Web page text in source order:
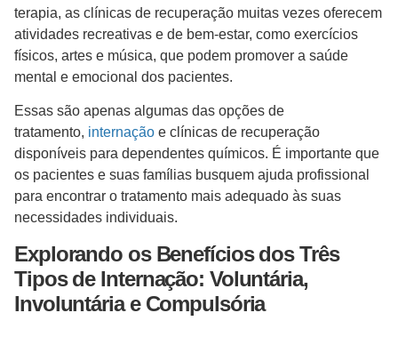
terapia, as clínicas de recuperação muitas vezes oferecem
atividades recreativas e de bem-estar, como exercícios
físicos, artes e música, que podem promover a saúde
mental e emocional dos pacientes.
Essas são apenas algumas das opções de
tratamento, internação e clínicas de recuperação
disponíveis para dependentes químicos. É importante que
os pacientes e suas famílias busquem ajuda profissional
para encontrar o tratamento mais adequado às suas
necessidades individuais.
Explorando os Benefícios dos Três
Tipos de Internação: Voluntária,
Involuntária e Compulsória